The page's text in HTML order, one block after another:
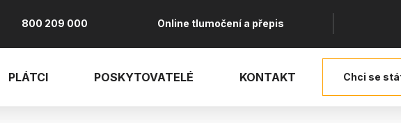
800 209 000 Online tlumočení a přepis
PLÁTCI POSKYTOVATELÉ KONTAKT Chci se